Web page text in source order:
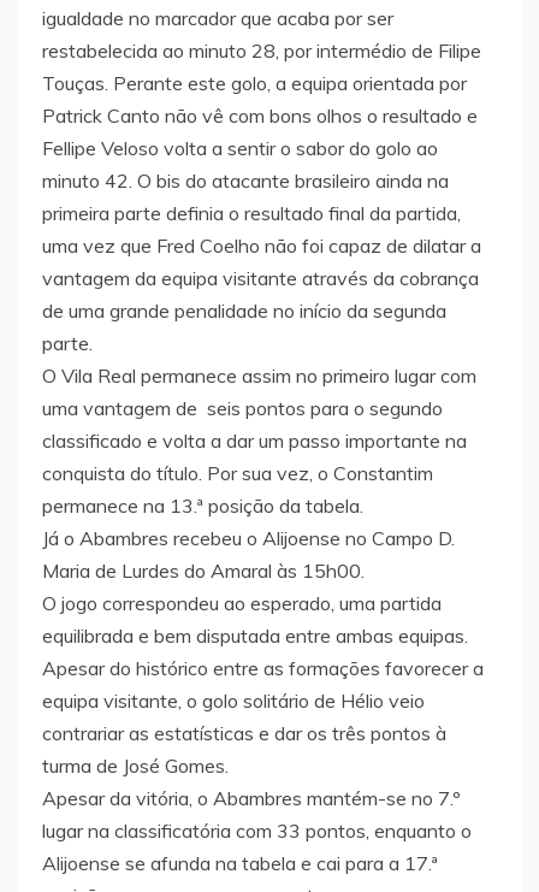
igualdade no marcador que acaba por ser
restabelecida ao minuto 28, por intermédio de Filipe
Touças. Perante este golo, a equipa orientada por
Patrick Canto não vê com bons olhos o resultado e
Fellipe Veloso volta a sentir o sabor do golo ao
minuto 42. O bis do atacante brasileiro ainda na
primeira parte definia o resultado final da partida,
uma vez que Fred Coelho não foi capaz de dilatar a
vantagem da equipa visitante através da cobrança
de uma grande penalidade no início da segunda
parte.
O Vila Real permanece assim no primeiro lugar com
uma vantagem de seis pontos para o segundo
classificado e volta a dar um passo importante na
conquista do título. Por sua vez, o Constantim
permanece na 13.ª posição da tabela.
Já o Abambres recebeu o Alijoense no Campo D.
Maria de Lurdes do Amaral às 15h00.
O jogo correspondeu ao esperado, uma partida
equilibrada e bem disputada entre ambas equipas.
Apesar do histórico entre as formações favorecer a
equipa visitante, o golo solitário de Hélio veio
contrariar as estatísticas e dar os três pontos à
turma de José Gomes.
Apesar da vitória, o Abambres mantém-se no 7.º
lugar na classificatória com 33 pontos, enquanto o
Alijoense se afunda na tabela e cai para a 17.ª